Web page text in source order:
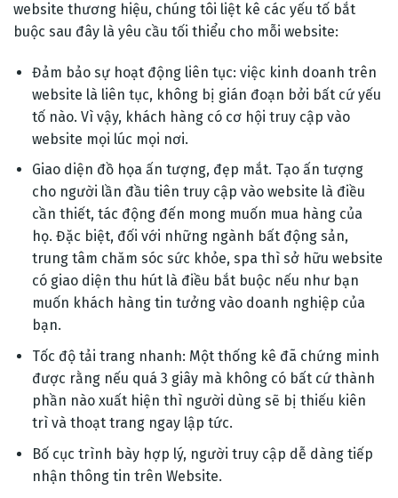
website thương hiệu, chúng tôi liệt kê các yếu tố bắt
buộc sau đây là yêu cầu tối thiểu cho mỗi website:
Đảm bảo sự hoạt động liên tục: việc kinh doanh trên
website là liên tục, không bị gián đoạn bởi bất cứ yếu
tố nào. Vì vậy, khách hàng có cơ hội truy cập vào
website mọi lúc mọi nơi.
Giao diện đồ họa ấn tượng, đẹp mắt. Tạo ấn tượng
cho người lần đầu tiên truy cập vào website là điều
cần thiết, tác động đến mong muốn mua hàng của
họ. Đặc biệt, đối với những ngành bất động sản,
trung tâm chăm sóc sức khỏe, spa thì sở hữu website
có giao diện thu hút là điều bắt buộc nếu như bạn
muốn khách hàng tin tưởng vào doanh nghiệp của
bạn.
Tốc độ tải trang nhanh: Một thống kê đã chứng minh
được rằng nếu quá 3 giây mà không có bất cứ thành
phần nào xuất hiện thì người dùng sẽ bị thiếu kiên
trì và thoạt trang ngay lập tức.
Bố cục trình bày hợp lý, người truy cập dễ dàng tiếp
nhận thông tin trên Website.